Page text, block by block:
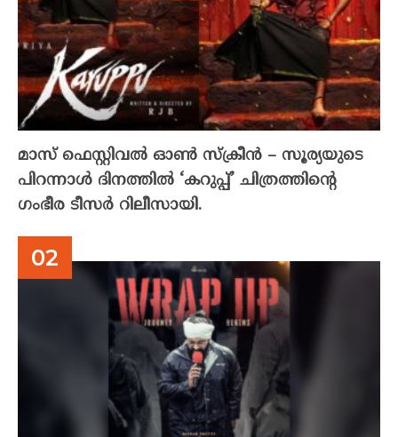
മാസ് ഫെസ്റ്റിവൽ ഓൺ സ്‌ക്രീൻ – സൂര്യയുടെ
പിറന്നാൾ ദിനത്തിൽ ‘കറുപ്പ്’ ചിത്രത്തിന്റെ
ഗംഭീര ടീസർ റിലീസായി.